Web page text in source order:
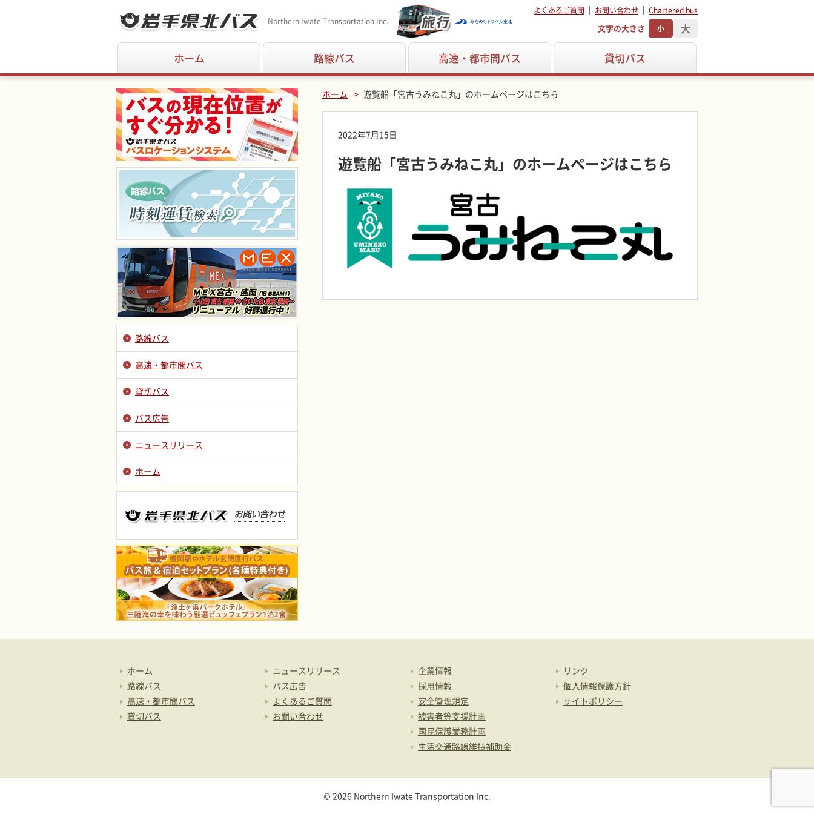
Northern Iwate Transportation Inc.
よくあるご質問 お問い合わせ Chartered bus
文字の大きさ 小 大
ホーム 路線バス 高速・都市間バス 貸切バス
ホーム 遊覧船「宮古うみねこ丸」のホームページはこちら
2022年7月15日
遊覧船「宮古うみねこ丸」のホームページはこちら
路線バス
高速・都市間バス
貸切バス
バス広告
ニュースリリース
ホーム
ホーム
路線バス
高速・都市間バス
貸切バス
ニュースリリース
バス広告
よくあるご質問
お問い合わせ
企業情報
採用情報
安全管理規定
被害者等支援計画
国民保護業務計画
生活交通路線維持補助金
リンク
個人情報保護方針
サイトポリシー
© 2026 Northern Iwate Transportation Inc.